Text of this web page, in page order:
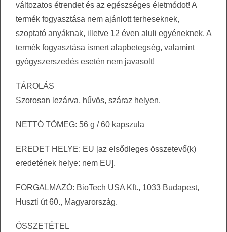
változatos étrendet és az egészséges életmódot! A
termék fogyasztása nem ajánlott terheseknek,
szoptató anyáknak, illetve 12 éven aluli egyéneknek. A
termék fogyasztása ismert alapbetegség, valamint
gyógyszerszedés esetén nem javasolt!
TÁROLÁS
Szorosan lezárva, hűvös, száraz helyen.
NETTÓ TÖMEG: 56 g / 60 kapszula
EREDET HELYE: EU [az elsődleges összetevő(k)
eredetének helye: nem EU].
FORGALMAZÓ: BioTech USA Kft., 1033 Budapest,
Huszti út 60., Magyarország.
ÖSSZETÉTEL